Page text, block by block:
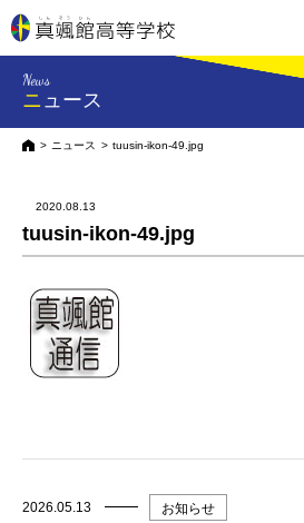
News
ニュース
HOMEニュース tuusin-ikon-49.jpg
2020.08.13
tuusin-ikon-49.jpg
2026.05.13 お知らせ